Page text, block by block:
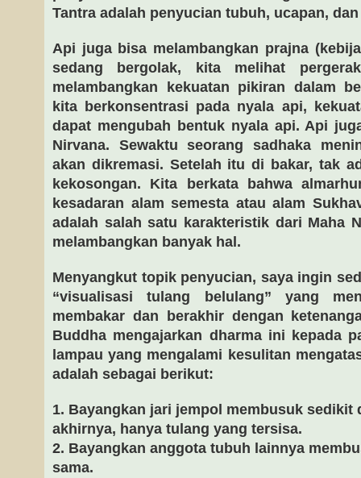
Tantra adalah penyucian tubuh, ucapan,
Api juga bisa melambangkan prajna
sedang bergolak, kita melihat
melambangkan kekuatan pikiran dalam
kita berkonsentrasi pada nyala api,
dapat mengubah bentuk nyala api. Api
Nirvana. Sewaktu seorang sadhaka
akan dikremasi. Setelah itu di bakar, tak
kekosongan. Kita berkata bahwa
kesadaran alam semesta atau alam
adalah salah satu karakteristik dari Maha
melambangkan banyak hal.
Menyangkut topik penyucian, saya ingin
“visualisasi tulang belulang” yang
membakar dan berakhir dengan
Buddha mengajarkan dharma ini kepada
lampau yang mengalami kesulitan
adalah sebagai berikut:
1. Bayangkan jari jempol membusuk sedikit
akhirnya, hanya tulang yang tersisa.
2. Bayangkan anggota tubuh lainnya
sama.